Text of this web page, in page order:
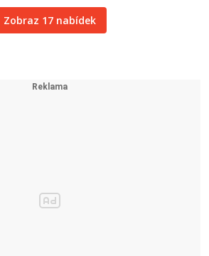
Zobraz 17 nabídek